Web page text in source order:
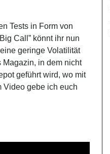
Tests in Form von
Call” könnt ihr nun
geringe Volatilität
in dem nicht
geführt wird, wo mit
Video gebe ich euch